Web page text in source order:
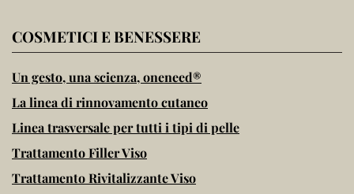
COSMETICI E BENESSERE
Un gesto, una scienza, oneneed®
La linea di rinnovamento cutaneo
Linea trasversale per tutti i tipi di pelle
Trattamento Filler Viso
Trattamento Rivitalizzante Viso